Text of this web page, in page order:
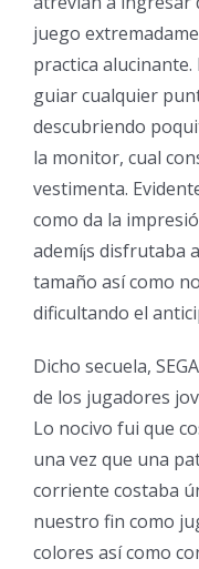
juego
practica
guiar cualquier
descubriendo
la monitor, cual
vestimenta.
como da la
ademí¡s disfrutaba
tamaño así­ como
dificultando el
Dicho secuela,
de los jugadores
Lo nocivo fui que
una vez que una
corriente costaba
nuestro fin como
colores así­ como